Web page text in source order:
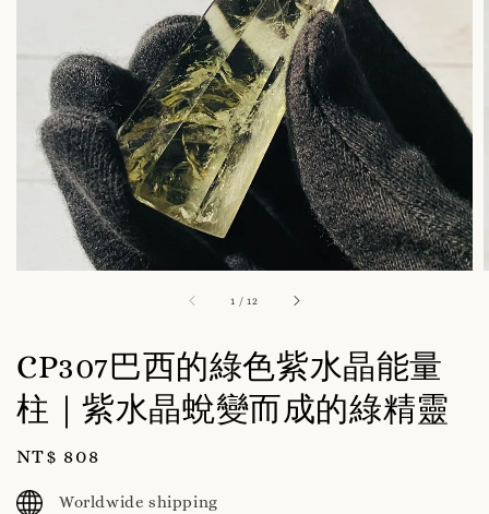
1 /12
CP307巴西的綠色紫水晶能量
柱｜紫水晶蛻變而成的綠精靈
Regular
price
NT$ 808
Worldwide shipping